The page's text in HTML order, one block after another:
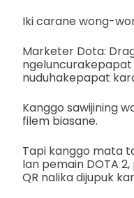
Iki carane wong-
Marketer Dota:
nuduhakepapat
Kanggo sawijining
filem biasane.
Tapi kanggo mata
lan pemain DOTA
QR nalika dijupuk